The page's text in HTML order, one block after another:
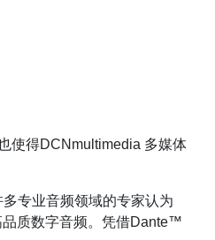
使得DCNmultimedia 多媒体
专业音频领域的专家认为
品质数字音频。凭借Dante™